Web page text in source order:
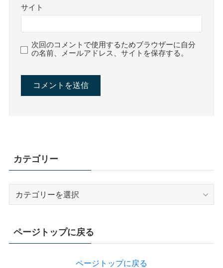
サイト
次回のコメントで使用するためブラウザーに自分
の名前、メールアドレス、サイトを保存する。
カテゴリー
ページトップに戻る
ページトップに戻る